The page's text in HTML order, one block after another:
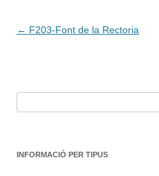
Navegación
← F203-Font de la Rectoria
INFORMACIÓ PER TIPUS